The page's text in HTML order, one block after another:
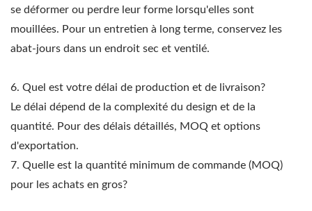
se déformer ou perdre leur forme lorsqu'elles sont
mouillées. Pour un entretien à long terme, conservez les
abat-jours dans un endroit sec et ventilé.
6. Quel est votre délai de production et de livraison?
Le délai dépend de la complexité du design et de la
quantité. Pour des délais détaillés, MOQ et options
d'exportation.
7. Quelle est la quantité minimum de commande (MOQ)
pour les achats en gros?